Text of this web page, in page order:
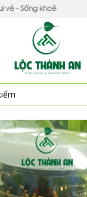
vẻ - Sống khoẻ mỗi ngày !